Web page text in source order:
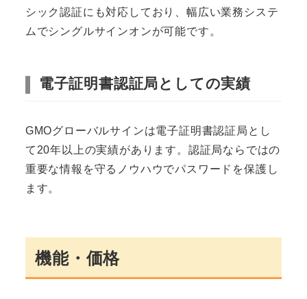
シック認証にも対応しており、幅広い業務システ
ムでシングルサインオンが可能です。
電子証明書認証局としての実績
GMOグローバルサインは電子証明書認証局とし
て20年以上の実績があります。認証局ならではの
重要な情報を守るノウハウでパスワードを保護し
ます。
機能・価格